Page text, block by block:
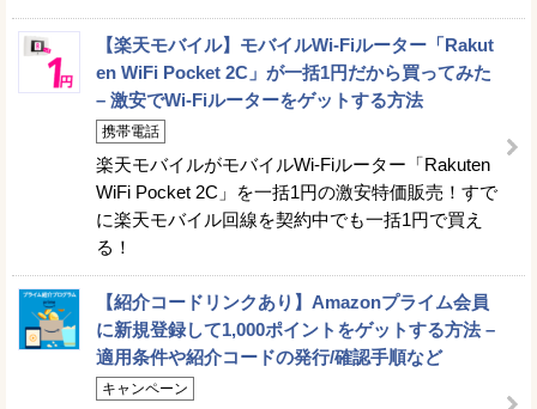
【楽天モバイル】モバイルWi-Fiルーター「Rakut
en WiFi Pocket 2C」が一括1円だから買ってみた
– 激安でWi-Fiルーターをゲットする方法
携帯電話
楽天モバイルがモバイルWi-Fiルーター「Rakuten
WiFi Pocket 2C」を一括1円の激安特価販売！すで
に楽天モバイル回線を契約中でも一括1円で買え
る！
【紹介コードリンクあり】Amazonプライム会員
に新規登録して1,000ポイントをゲットする方法 –
適用条件や紹介コードの発行/確認手順など
キャンペーン